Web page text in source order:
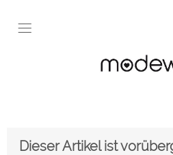
Dieser Artikel ist